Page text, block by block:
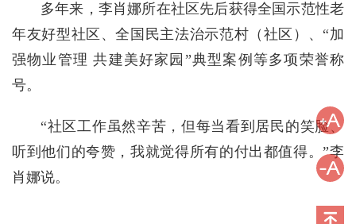
多年来，李肖娜所在社区先后获得全国示范性老
年友好型社区、全国民主法治示范村（社区）、“加
强物业管理 共建美好家园”典型案例等多项荣誉称
号。
“社区工作虽然辛苦，但每当看到居民的笑脸、
听到他们的夸赞，我就觉得所有的付出都值得。”李
肖娜说。